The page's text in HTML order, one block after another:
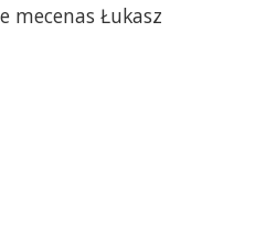
mecenas Łukasz